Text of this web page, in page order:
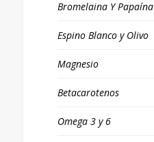
Bromelaina Y Papaína
Espino Blanco y Olivo
Magnesio
Betacarotenos
Omega 3 y 6